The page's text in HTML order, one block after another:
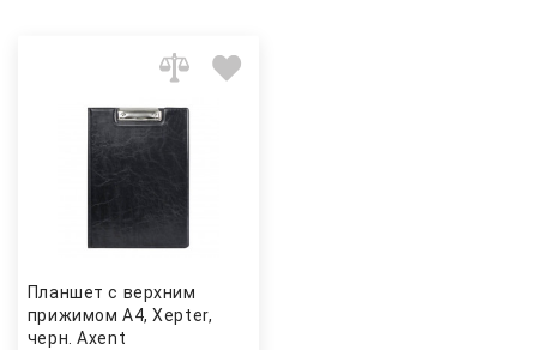
Планшет с верхним
прижимом А4, Xepter,
черн. Axent